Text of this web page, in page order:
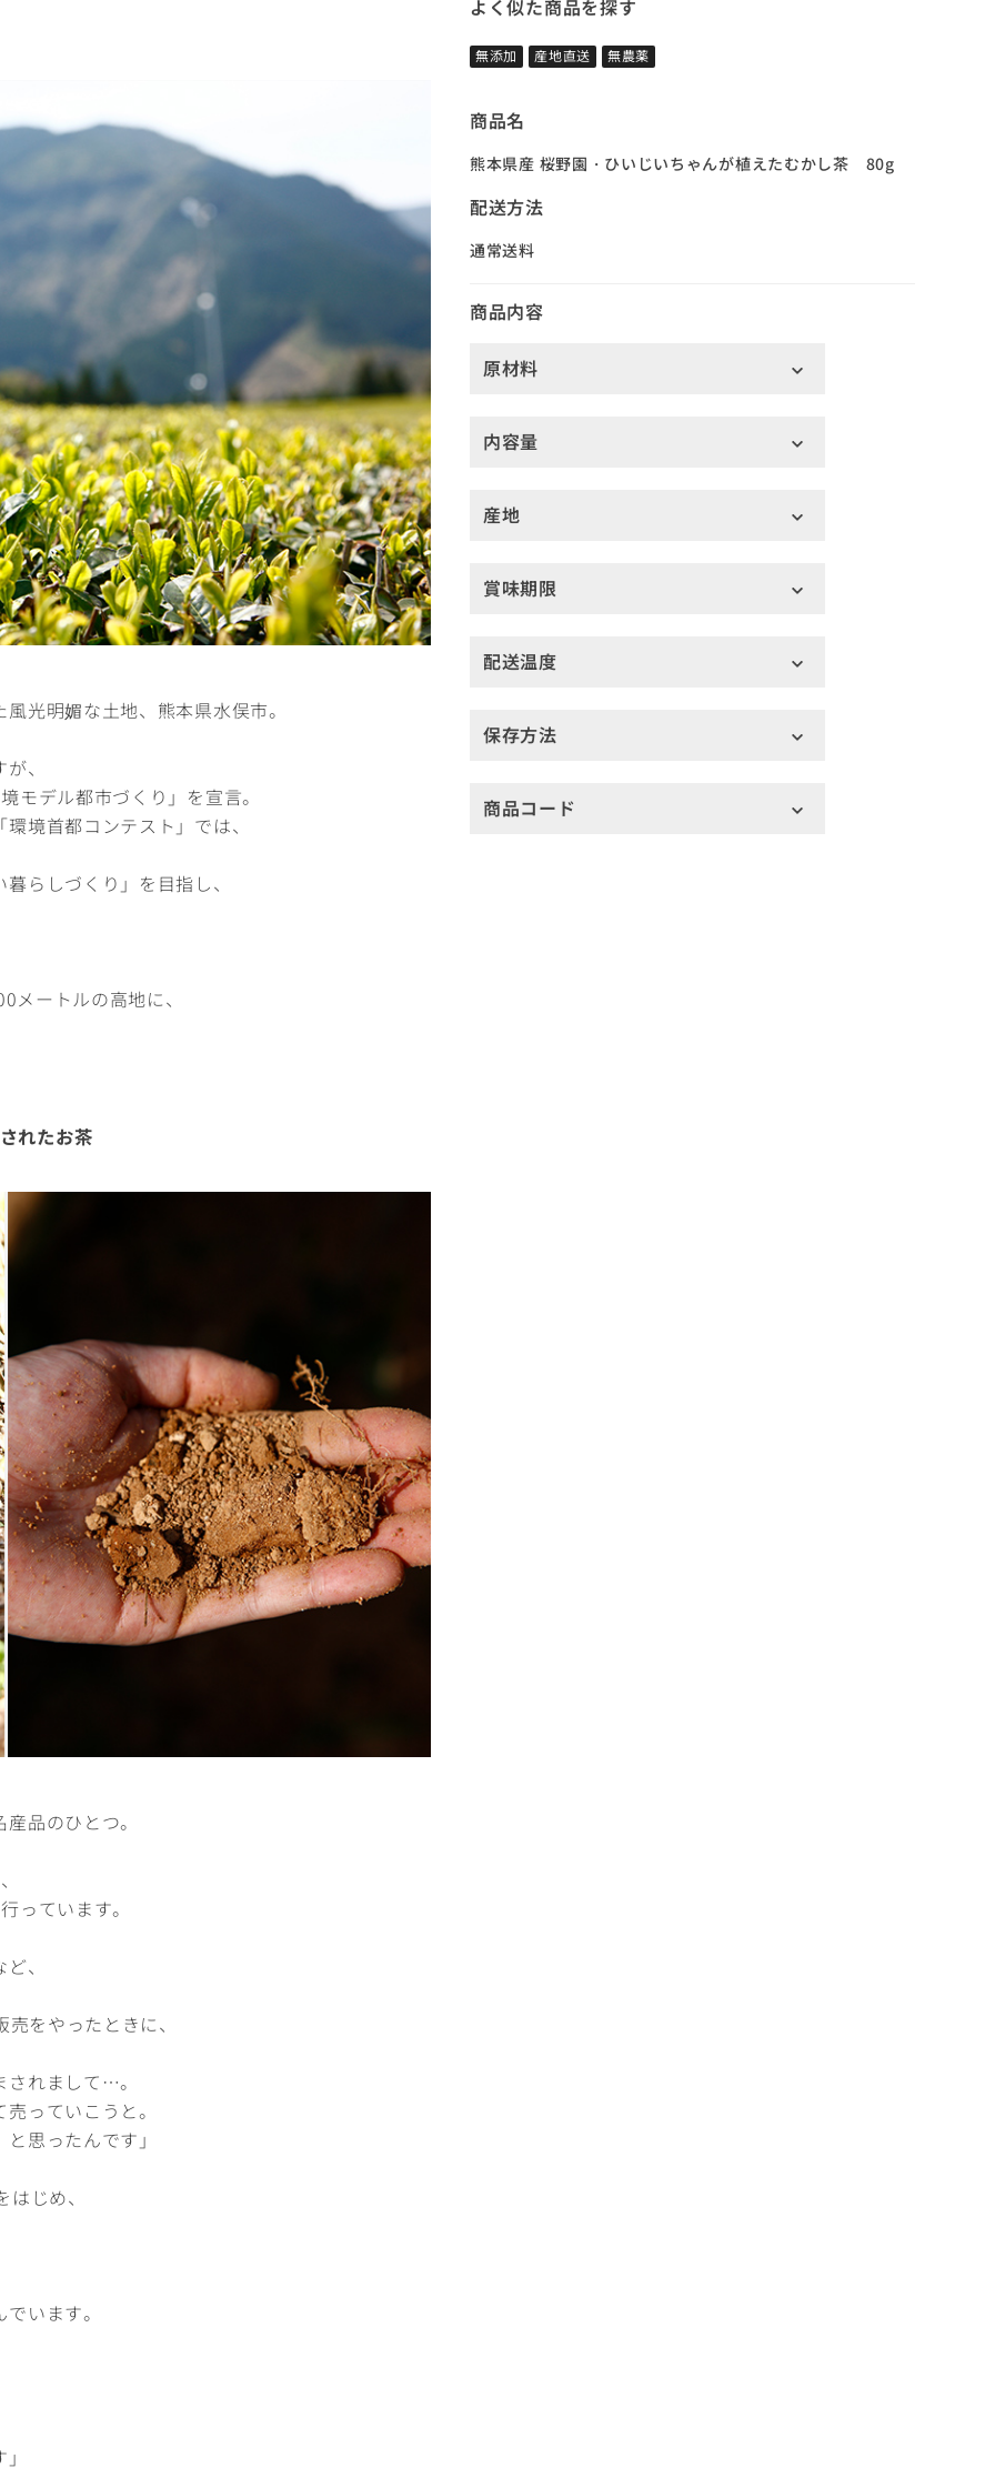
光明媚な土地、熊本県水俣市。
、
モデル都市づくり」を宣言。
境首都コンテスト」では、
らしづくり」を目指し、
ートルの高地に、
れたお茶
品のひとつ。
っています。
、
をやったときに、
れまして…。
っていこうと。
思ったんです」
じめ、
います。
よく似た商品を探す
無添加 産地直送 無農薬
商品名
熊本県産 桜野園・ひいじいちゃんが植えたむかし茶 80g
配送方法
通常送料
商品内容
原材料
内容量
産地
賞味期限
配送温度
保存方法
商品コード